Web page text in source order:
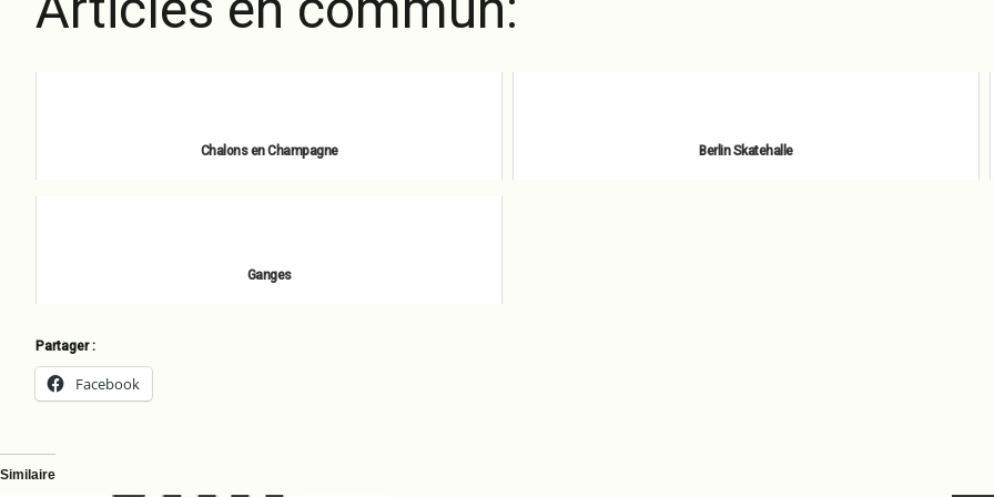
Chalons en Champagne Berlin Skatehalle
Ganges
Partager :
Facebook
Similaire